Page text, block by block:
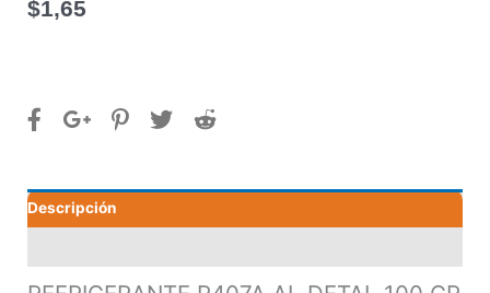
$1,65
Descripción